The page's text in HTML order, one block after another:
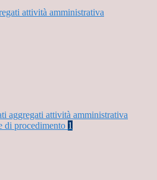
attività amministrativa
aggregati attività amministrativa
di procedimento 1